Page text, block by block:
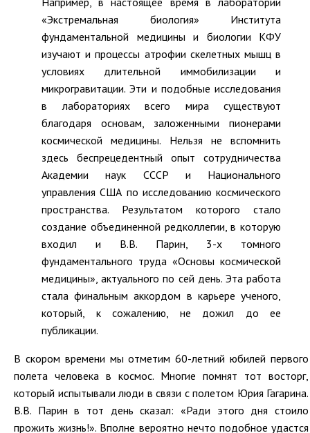
«Экстремальная биология» Института
фундаментальной медицины и биологии КФУ
изучают и процессы атрофии скелетных мышц в
условиях длительной иммобилизации и
микрогравитации. Эти и подобные исследования
в лабораториях всего мира существуют
благодаря основам, заложенными пионерами
космической медицины. Нельзя не вспомнить
здесь беспрецедентный опыт сотрудничества
Академии наук СССР и Национального
управления США по исследованию космического
пространства. Результатом которого стало
создание объединенной редколлегии, в которую
входил и В.В. Парин, 3-х томного
фундаментального труда «Основы космической
медицины», актуального по сей день. Эта работа
стала финальным аккордом в карьере ученого,
который, к сожалению, не дожил до ее
публикации.
В скором времени мы отметим 60-летний юбилей первого
полета человека в космос. Многие помнят тот восторг,
который испытывали люди в связи с полетом Юрия Гагарина.
В.В. Парин в тот день сказал: «Ради этого дня стоило
прожить жизнь!». Вполне вероятно нечто подобное удастся